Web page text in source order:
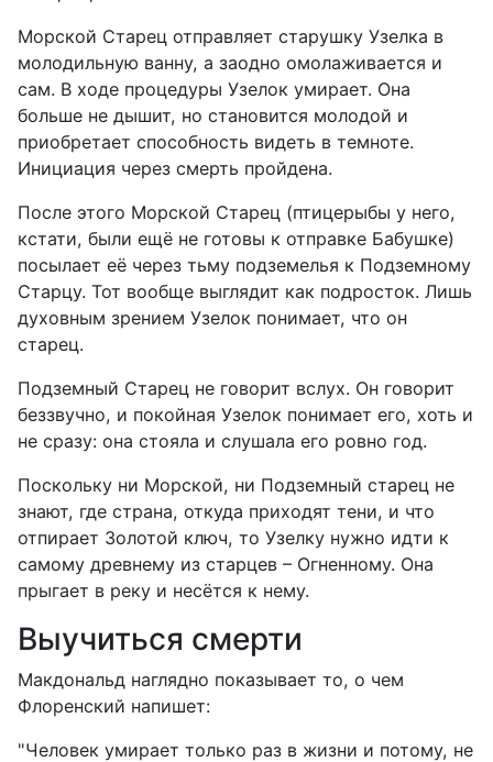
Морской Старец отправляет старушку Узелка в
молодильную ванну, а заодно омолаживается и
сам. В ходе процедуры Узелок умирает. Она
больше не дышит, но становится молодой и
приобретает способность видеть в темноте.
Инициация через смерть пройдена.
После этого Морской Старец (птицерыбы у него,
кстати, были ещё не готовы к отправке Бабушке)
посылает её через тьму подземелья к Подземному
Старцу. Тот вообще выглядит как подросток. Лишь
духовным зрением Узелок понимает, что он
старец.
Подземный Старец не говорит вслух. Он говорит
беззвучно, и покойная Узелок понимает его, хоть и
не сразу: она стояла и слушала его ровно год.
Поскольку ни Морской, ни Подземный старец не
знают, где страна, откуда приходят тени, и что
отпирает Золотой ключ, то Узелку нужно идти к
самому древнему из старцев – Огненному. Она
прыгает в реку и несётся к нему.
Выучиться смерти
Макдональд наглядно показывает то, о чем
Флоренский напишет:
"Человек умирает только раз в жизни и потому, не